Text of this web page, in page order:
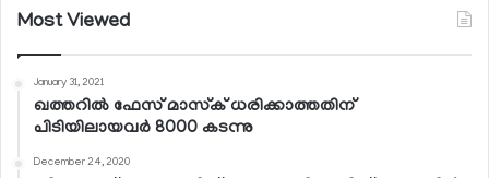
Most Viewed
January 31, 2021
ഖത്തറില്‍ ഫേസ് മാസ്‌ക് ധരിക്കാത്തതിന്
പിടിയിലായവര്‍ 8000 കടന്നു
December 24, 2020